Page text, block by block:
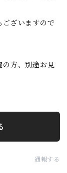
ざいますので
の方、別途お見
通報する